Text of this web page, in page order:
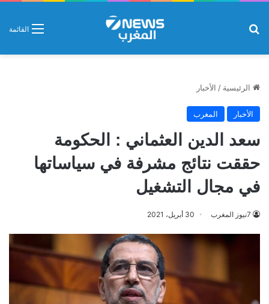
القائمة
الرئيسية / الأخبار
الأخبار المغرب
سعد الدين العثماني : الحكومة
حققت نتائج مشرفة في سياساتها
في مجال التشغيل
7نيوز المغرب 30 أبريل، 2021